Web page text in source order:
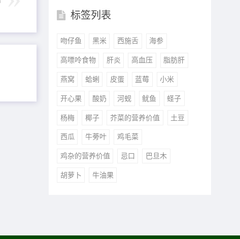
标签列表
吻仔鱼 黑米 西施舌 海参
高嘌呤食物 肝炎 高血压 脂肪肝
燕窝 蛤蜊 皮蛋 蓝莓 小米
开心果 酸奶 河蚬 鱿鱼 蛏子
杨梅 椰子 芥菜的营养价值 土豆
西瓜 牛蒡叶 鸡毛菜
鸡杂的营养价值 忌口 巴旦木
胡萝卜 牛油果